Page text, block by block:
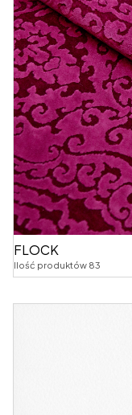
FLOCK
Ilość produktów 83